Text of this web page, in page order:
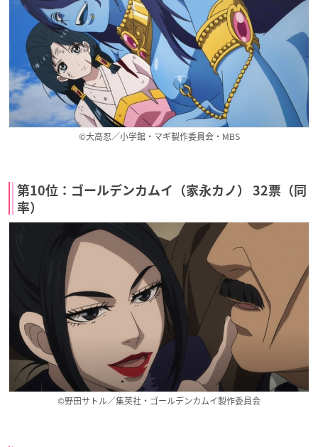
©大高忍／小学館・マギ製作委員会・MBS
第10位：ゴールデンカムイ（家永カノ） 32票（同
率）
©野田サトル／集英社・ゴールデンカムイ製作委員会